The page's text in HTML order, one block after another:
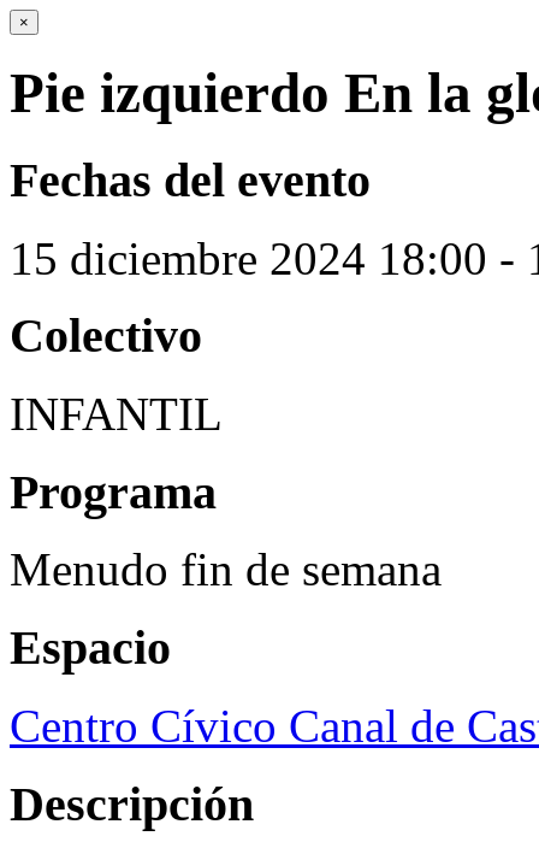
×
Pie izquierdo En la
Fechas del evento
15 diciembre 2024 18:00 -
Colectivo
INFANTIL
Programa
Menudo fin de semana
Espacio
Centro Cívico Canal de
Descripción